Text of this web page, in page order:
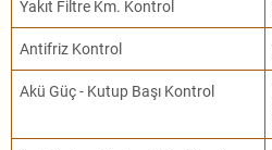
Yakıt Filtre Km. Kontrol
Antifriz Kontrol
Akü Güç - Kutup Başı Kontrol